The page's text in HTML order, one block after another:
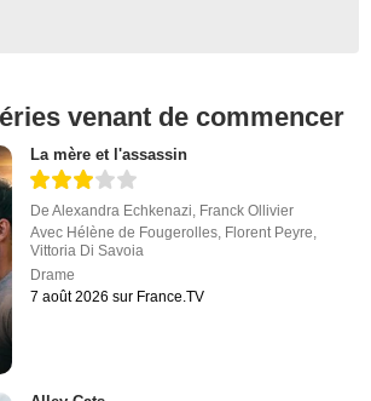
venant de commencer
La mère et l'assassin
DeAlexandra Echkenazi, Franck Ollivier
Avec Hélène de Fougerolles, Florent Peyre,
Vittoria Di Savoia
Drame
7 août 2026 sur France.TV